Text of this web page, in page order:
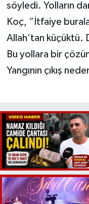
söyledi. Yolların
Koç, “İtfaiye
Allah’tan küçüktü.
Bu yollara bir
Yangının çıkış